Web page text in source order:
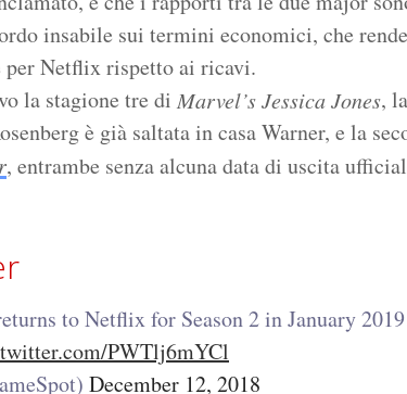
insabile sui termini economici, che
per Netflix rispetto ai ricavi.
la stagione tre di Marvel’s Jessica Jones,
è già saltata in casa Warner, e la
, entrambe senza alcuna data di uscita
to Netflix for Season 2 in January
PWTlj6mYCl
December 12, 2018